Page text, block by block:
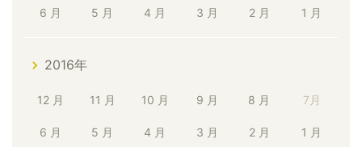
6 月 5 月 4 月 3 月 2 月 1 月
2016年
12 月 11 月 10 月 9 月 8 月 7月
6 月 5 月 4 月 3 月 2 月 1 月